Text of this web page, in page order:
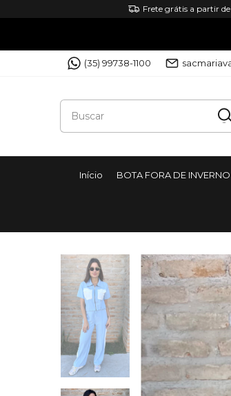
Frete grátis a partir
(35) 99738-1100
Início BOTA FORA DE INVERNO